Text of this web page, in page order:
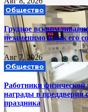
Общество
Грудное
незаменимо и как его
Авг 7, 2026
Общество
Работники
награды в преддверии
праздника